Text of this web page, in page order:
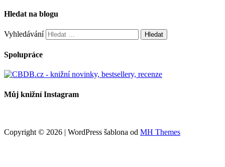
Hledat na blogu
Vyhledávání
Spolupráce
Můj knižní Instagram
Copyright © 2026 | WordPress šablona od MH Themes